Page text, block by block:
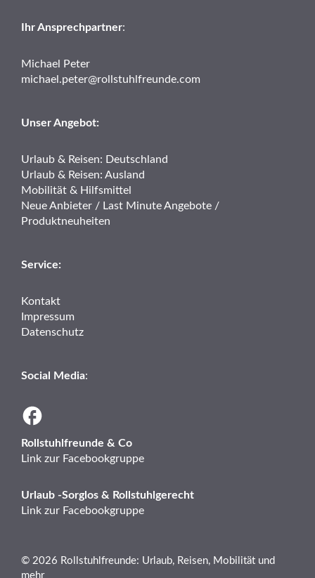
Ihr Ansprechpartner:
Michael Peter
michael.peter@rollstuhlfreunde.com
Unser Angebot:
Urlaub & Reisen: Deutschland
Urlaub & Reisen: Ausland
Mobilität & Hilfsmittel
Neue Anbieter / Last Minute Angebote /
Produktneuheiten
Service:
Kontakt
Impressum
Datenschutz
Social Media:
Rollstuhlfreunde & Co
Link zur Facebookgruppe
Urlaub -Sorglos & Rollstuhlgerecht
Link zur Facebookgruppe
© 2026 Rollstuhlfreunde: Urlaub, Reisen, Mobilität und
mehr